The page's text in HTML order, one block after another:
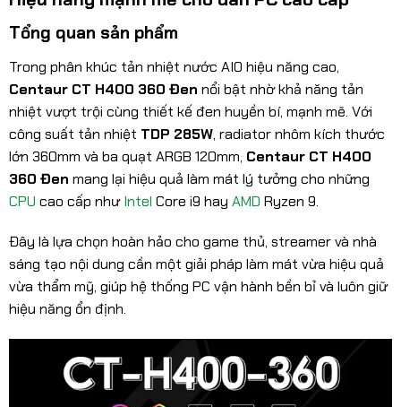
Tổng quan sản phẩm
Trong phân khúc tản nhiệt nước AIO hiệu năng cao,
Centaur CT H400 360 Đen nổi bật nhờ khả năng tản
nhiệt vượt trội cùng thiết kế đen huyền bí, mạnh mẽ. Với
công suất tản nhiệt TDP 285W, radiator nhôm kích thước
lớn 360mm và ba quạt ARGB 120mm, Centaur CT H400
360 Đen mang lại hiệu quả làm mát lý tưởng cho những
CPU cao cấp nhưIntel Core i9 hay AMD Ryzen 9.
Đây là lựa chọn hoàn hảo cho game thủ, streamer và nhà
sáng tạo nội dung cần một giải pháp làm mát vừa hiệu quả
vừa thẩm mỹ, giúp hệ thống PC vận hành bền bỉ và luôn giữ
hiệu năng ổn định.